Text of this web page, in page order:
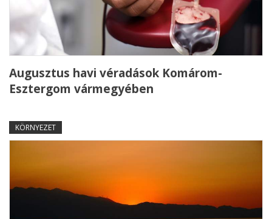
Augusztus havi véradások Komárom-
Esztergom vármegyében
KÖRNYEZET